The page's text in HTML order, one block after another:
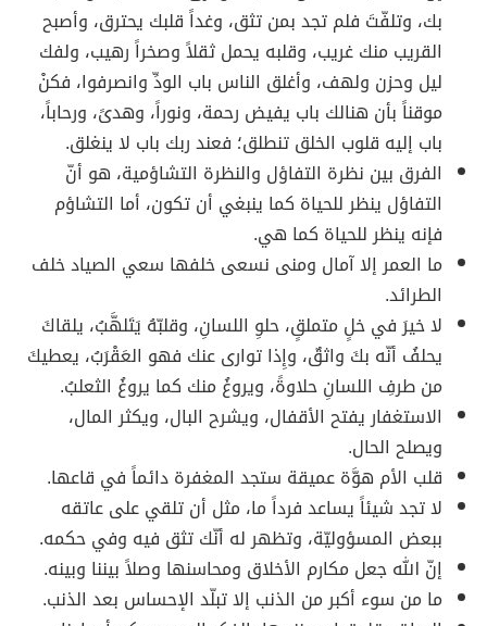
بك، وتلفّتَ فلم تجد بمن تثق، وغداً قلبك يحترق، وأصبح
القريب منك غريب، وقلبه يحمل ثقلاً وصخراً رهيب، ولفك
ليل وحزن ولهف، وأغلق الناس باب الودِّ وانصرفوا، فكنْ
موقناً بأن هنالك باب يفيض رحمة، ونوراً، وهدىً، ورحاباً،
باب إليه قلوب الخلق تنطلق؛ فعند ربك باب لا ينغلق.
الفرق بين نظرة التفاؤل والنظرة التشاؤمية، هو أنّ
التفاؤل ينظر للحياة كما ينبغي أن تكون، أما التشاؤم
فإنه ينظر للحياة كما هي.
ما العمر إلا آمال ومنى نسعى خلفها سعي الصياد خلف
الطرائد.
لا خيرَ في خلٍ متملقٍ، حلوِ اللسانِ، وقلبّهُ يَتَلهَّبُ، يلقاكَ
يحلفُ أنّه بكَ واثقٌ، وإِذا توارى عنك فهو العَقْرَبُ، يعطيكَ
من طرفِ اللسانِ حلاوةً، ويروغُ منك كما يروغُ الثعلبُ.
الاستغفار يفتح الأقفال، ويشرح البال، ويكثر المال،
ويصلح الحال.
قلب الأم هوَّة عميقة ستجد المغفرة دائماً في قاعها.
لا تجد شيئاً يساعد فرداً ما، مثل أن تلقي على عاتقه
ببعض المسؤوليّة، وتظهر له أنّك تثق فيه وفي حكمه.
إنّ الله جعل مكارم الأخلاق ومحاسنها وصلاً بيننا وبينه.
ما من سوء أكبر من الذنب إلا تبلّد الإحساس بعد الذنب.